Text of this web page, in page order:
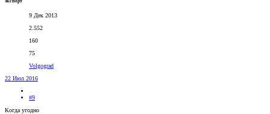
9 Дек 2013
2.552
160
75
Volgograd
22 Июл 2016
#9
Когда угодно